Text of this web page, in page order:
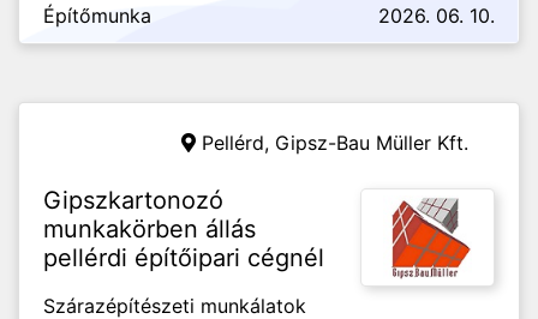
Építőmunka 2026. 06. 10.
Pellérd, Gipsz-Bau Müller Kft.
Gipszkartonozó
munkakörben állás
pellérdi építőipari cégnél
Szárazépítészeti munkálatok